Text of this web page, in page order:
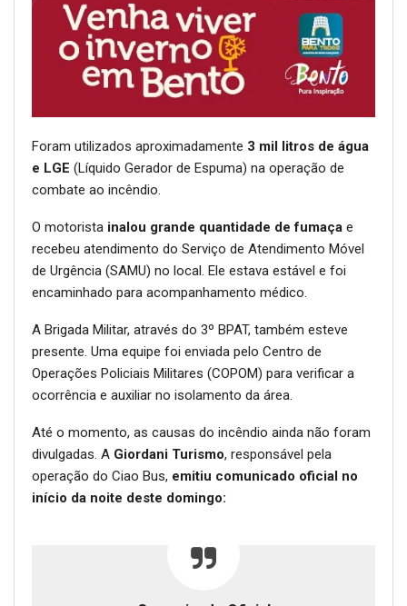
Foram utilizados aproximadamente 3 mil litros de água
e LGE (Líquido Gerador de Espuma) na operação de
combate ao incêndio.
O motorista inalou grande quantidade de fumaça e
recebeu atendimento do Serviço de Atendimento Móvel
de Urgência (SAMU) no local. Ele estava estável e foi
encaminhado para acompanhamento médico.
A Brigada Militar, através do 3º BPAT, também esteve
presente. Uma equipe foi enviada pelo Centro de
Operações Policiais Militares (COPOM) para verificar a
ocorrência e auxiliar no isolamento da área.
Até o momento, as causas do incêndio ainda não foram
divulgadas. A Giordani Turismo, responsável pela
operação do Ciao Bus, emitiu comunicado oficial no
início da noite deste domingo: